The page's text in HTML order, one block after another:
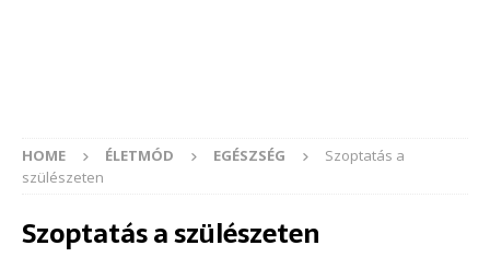
HOME ÉLETMÓD EGÉSZSÉG
Szoptatás a
szülészeten
Szoptatás a szülészeten